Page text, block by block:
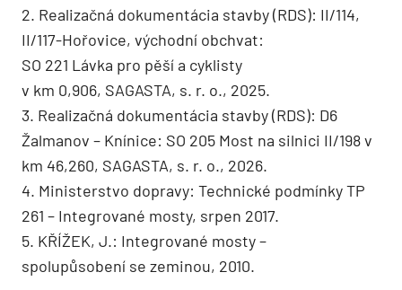
2. Realizačná dokumentácia stavby (RDS): II/114,
II/117-Hořovice, východní obchvat:
SO 221 Lávka pro pěší a cyklisty
v km 0,906, SAGASTA, s. r. o., 2025.
3. Realizačná dokumentácia stavby (RDS): D6
Žalmanov – Knínice: SO 205 Most na silnici II/198 v
km 46,260, SAGASTA, s. r. o., 2026.
4. Ministerstvo dopravy: Technické podmínky TP
261 – Integrované mosty, srpen 2017.
5. KŘÍŽEK, J.: Integrované mosty –
spolupůsobení se zeminou, 2010.